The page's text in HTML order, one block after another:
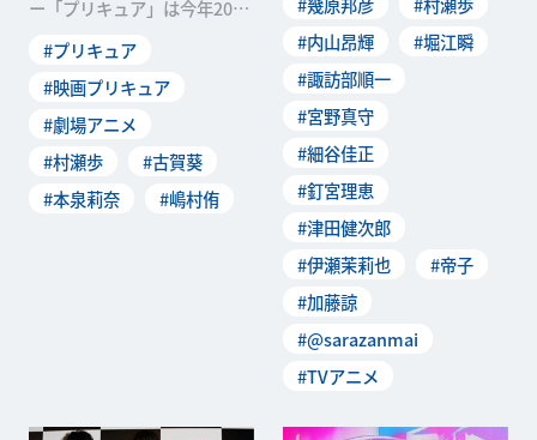
ー「プリキュア」は今年20周
された『映画プリキュアオー
ルスターズＦ』では、2004年
ア」から最新作「ひろがるス
カイ！プリキュア...
#プリキュア
#映画プリキュア
#劇場アニメ
#村瀬歩
#古賀葵
#本泉莉奈
#嶋村侑
#内山昂輝
#堀江瞬
#諏訪部順一
#宮野真守
#細谷佳正
#釘宮理恵
#津田健次郎
#伊瀬茉莉也
#帝子
#加藤諒
#@sarazanmai
#TVアニメ